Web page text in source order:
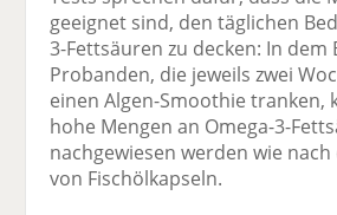
geeignet sind, den täglichen
3-Fettsäuren zu decken: In dem
Probanden, die jeweils zwei
einen Algen-Smoothie tranken,
hohe Mengen an Omega-3-
nachgewiesen werden wie
von Fischölkapseln.